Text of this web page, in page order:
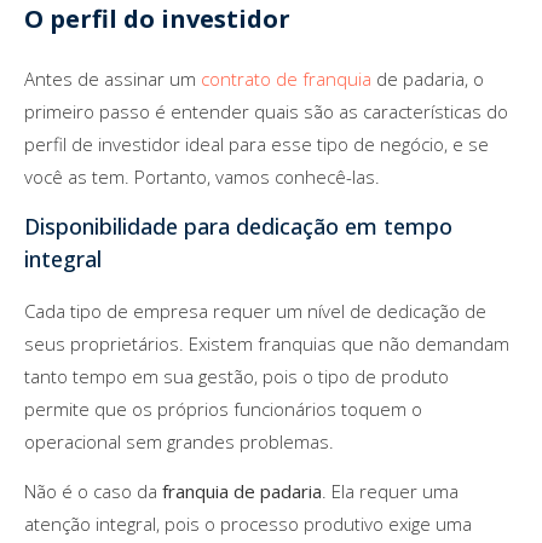
O perfil do investidor
Antes de assinar um contrato de franquia de padaria, o
primeiro passo é entender quais são as características do
perfil de investidor ideal para esse tipo de negócio, e se
você as tem. Portanto, vamos conhecê-las.
Disponibilidade para dedicação em tempo
integral
Cada tipo de empresa requer um nível de dedicação de
seus proprietários. Existem franquias que não demandam
tanto tempo em sua gestão, pois o tipo de produto
permite que os próprios funcionários toquem o
operacional sem grandes problemas.
Não é o caso da franquia de padaria. Ela requer uma
atenção integral, pois o processo produtivo exige uma